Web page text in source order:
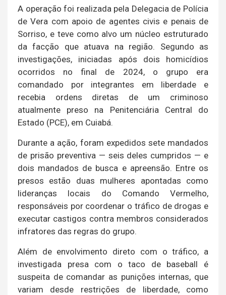
A operação foi realizada pela Delegacia de Polícia
de Vera com apoio de agentes civis e penais de
Sorriso, e teve como alvo um núcleo estruturado
da facção que atuava na região. Segundo as
investigações, iniciadas após dois homicídios
ocorridos no final de 2024, o grupo era
comandado por integrantes em liberdade e
recebia ordens diretas de um criminoso
atualmente preso na Penitenciária Central do
Estado (PCE), em Cuiabá.
Durante a ação, foram expedidos sete mandados
de prisão preventiva — seis deles cumpridos — e
dois mandados de busca e apreensão. Entre os
presos estão duas mulheres apontadas como
lideranças locais do Comando Vermelho,
responsáveis por coordenar o tráfico de drogas e
executar castigos contra membros considerados
infratores das regras do grupo.
Além de envolvimento direto com o tráfico, a
investigada presa com o taco de baseball é
suspeita de comandar as punições internas, que
variam desde restrições de liberdade, como